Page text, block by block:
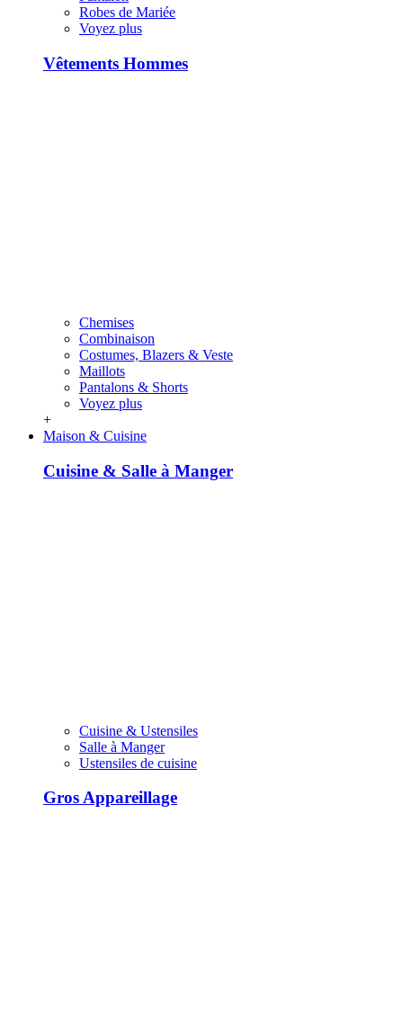
Robes de Mariée
Voyez plus
Vêtements Hommes
Chemises
Combinaison
Costumes, Blazers & Veste
Maillots
Pantalons & Shorts
Voyez plus
+
Maison & Cuisine
Cuisine & Salle à Manger
Cuisine & Ustensiles
Salle à Manger
Ustensiles de cuisine
Gros Appareillage